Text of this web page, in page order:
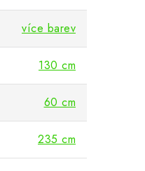
více barev
130 cm
60 cm
235 cm